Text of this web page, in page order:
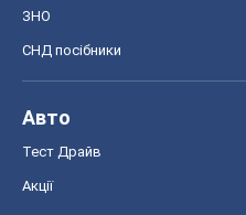
ЗНО
СНД посібники
Авто
Тест Драйв
Акції